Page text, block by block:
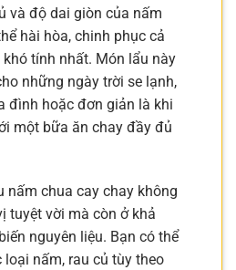
và độ dai giòn của nấm
hài hòa, chinh phục cả
tính nhất. Món lẩu này
những ngày trời se lạnh,
đình hoặc đơn giản là khi
một bữa ăn chay đầy đủ
nấm chua cay chay không
tuyệt vời mà còn ở khả
nguyên liệu. Bạn có thể
nấm, rau củ tùy theo